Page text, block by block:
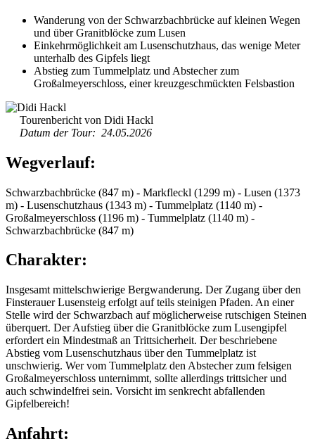
Wanderung von der Schwarzbachbrücke auf kleinen Wegen
und über Granitblöcke zum Lusen
Einkehrmöglichkeit am Lusenschutzhaus, das wenige Meter
unterhalb des Gipfels liegt
Abstieg zum Tummelplatz und Abstecher zum
Großalmeyerschloss, einer kreuzgeschmückten Felsbastion
Tourenbericht von Didi Hackl
Datum der Tour: 24.05.2026
Wegverlauf:
Schwarzbachbrücke (847 m) - Markfleckl (1299 m) - Lusen (1373
m) - Lusenschutzhaus (1343 m) - Tummelplatz (1140 m) -
Großalmeyerschloss (1196 m) - Tummelplatz (1140 m) -
Schwarzbachbrücke (847 m)
Charakter:
Insgesamt mittelschwierige Bergwanderung. Der Zugang über den
Finsterauer Lusensteig erfolgt auf teils steinigen Pfaden. An einer
Stelle wird der Schwarzbach auf möglicherweise rutschigen Steinen
überquert. Der Aufstieg über die Granitblöcke zum Lusengipfel
erfordert ein Mindestmaß an Trittsicherheit. Der beschriebene
Abstieg vom Lusenschutzhaus über den Tummelplatz ist
unschwierig. Wer vom Tummelplatz den Abstecher zum felsigen
Großalmeyerschloss unternimmt, sollte allerdings trittsicher und
auch schwindelfrei sein. Vorsicht im senkrecht abfallenden
Gipfelbereich!
Anfahrt: